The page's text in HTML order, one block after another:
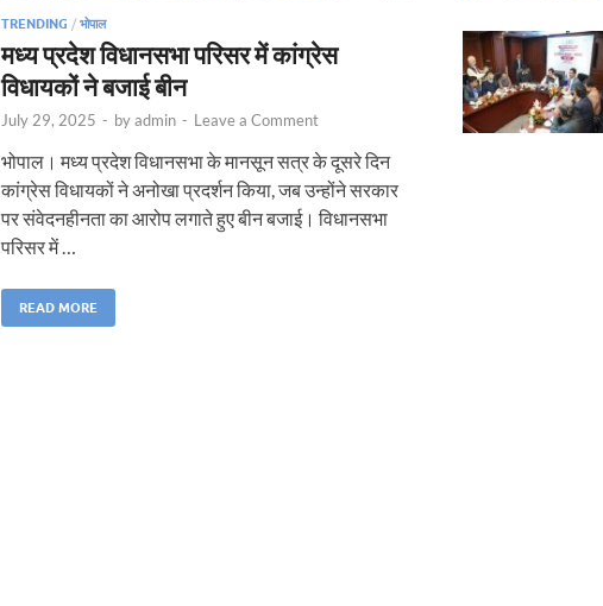
TRENDING / भोपाल
मध्य प्रदेश विधानसभा परिसर में कांग्रेस
विधायकों ने बजाई बीन
July 29, 2025 - byadmin - Leave a Comment
भोपाल। मध्य प्रदेश विधानसभा के मानसून सत्र के दूसरे दिन
कांग्रेस विधायकों ने अनोखा प्रदर्शन किया, जब उन्होंने सरकार
पर संवेदनहीनता का आरोप लगाते हुए बीन बजाई। विधानसभा
परिसर में …
READ MORE